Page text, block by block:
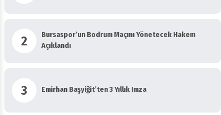
2
Bursaspor’un Bodrum Maçını Yönetecek Hakem
Açıklandı
3 Emirhan Başyiğit’ten 3 Yıllık Imza